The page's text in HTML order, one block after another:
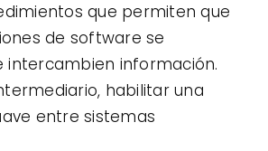
que permiten que
de software se
intercambien información.
habilitar una
entre sistemas